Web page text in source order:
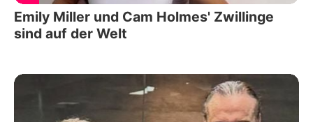
Emily Miller und Cam Holmes' Zwillinge
sind auf der Welt